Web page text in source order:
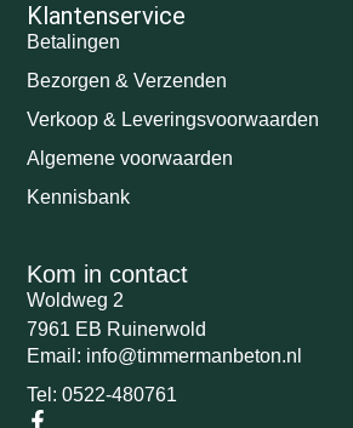
Klantenservice
Betalingen
Bezorgen & Verzenden
Verkoop & Leveringsvoorwaarden
Algemene voorwaarden
Kennisbank
Kom in contact
Woldweg 2
7961 EB Ruinerwold
Email: info@timmermanbeton.nl
Tel: 0522-480761